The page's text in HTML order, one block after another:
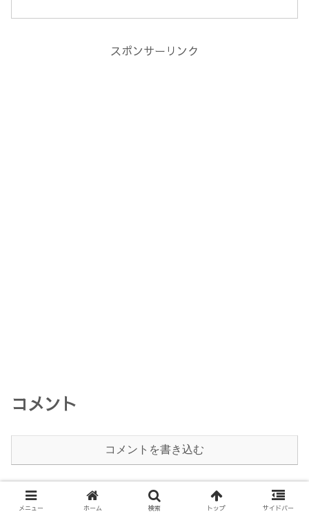
スポンサーリンク
コメント
コメントを書き込む
メニュー ホーム 検索 トップ サイドバー